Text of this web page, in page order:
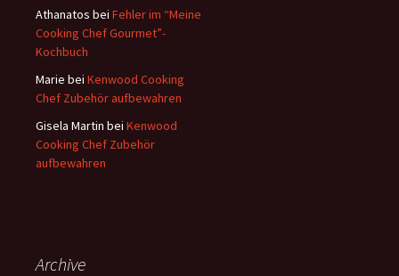
Athanatos bei Fehler im “Meine
Cooking Chef Gourmet”-
Kochbuch
Marie bei Kenwood Cooking
Chef Zubehör aufbewahren
Gisela Martin bei Kenwood
Cooking Chef Zubehör
aufbewahren
Archive